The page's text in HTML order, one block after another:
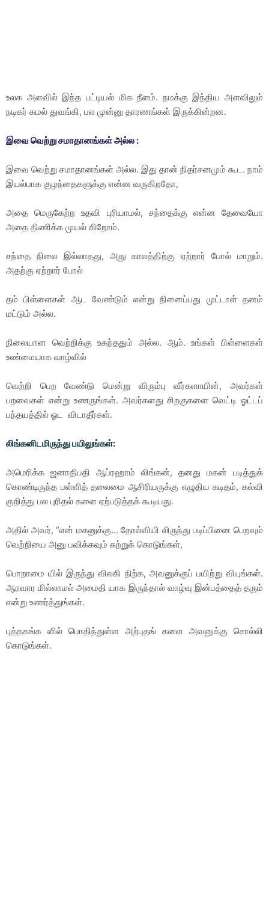
உலக அளவில் இந்த பட்டியல் மிக நீளம். நமக்கு இந்திய அளவிலும்
நடிகர் கமல் துவங்கி, பல முன்னு தாரணங்கள் இருக்கின்றன.
இவை வெற்று சமாதானங்கள் அல்ல :
இவை வெற்று சமாதானங்கள் அல்ல. இது தான் நிதர்சனமும் கூட. நாம்
இயல்பாக குழந்தைகளுக்கு என்ன வருகிறதோ,
அதை மெருகேற்ற உதவி புரியாமல், சந்தைக்கு என்ன தேவையோ
அதை திணிக்க முயல் கிறோம்.
சந்தை நிலை இல்லாதது, அது காலத்திற்கு ஏற்றார் போல் மாறும்.
அதற்கு ஏற்றார் போல்
தம் பிள்ளைகள் ஆட வேண்டும் என்று நினைப்பது முட்டாள் தனம்
மட்டும் அல்ல.
நிலையான வெற்றிக்கு உகந்ததும் அல்ல. ஆம். உங்கள் பிள்ளைகள்
உண்மையாக வாழ்வில்
வெற்றி பெற வேண்டு மென்று விரும்பு வீர்களாயின், அவர்கள்
பறவைகள் என்று உணருங்கள். அவர்களது சிறகுகளை வெட்டி ஓட்டப்
பந்தயத்தில் ஓட விடாதீர்கள்.
லிங்கனிடமிருந்து பயிலுங்கள்:
அமெரிக்க ஜனாதிபதி ஆப்ரஹாம் லிங்கன், தனது மகன் படித்துக்
கொண்டிருந்த பள்ளித் தலைமை ஆசிரியருக்கு எழுதிய கடிதம், கல்வி
குறித்து பல புரிதல் களை ஏற்படுத்தக் கூடியது.
அதில் அவர், “என் மகனுக்கு... தோல்வியி லிருந்து படிப்பினை பெறவும்
வெற்றியை அனு பவிக்கவும் கற்றுக் கொடுங்கள்,
பொறாமை யில் இருந்து விலகி நிற்க, அவனுக்குப் பயிற்று வியுங்கள்.
ஆரவார மில்லாமல் அமைதி யாக இருந்தால் வாழ்வு இன்பத்தைத் தரும்
என்று உணர்த்துங்கள்.
புத்தகங்க ளில் பொதிந்துள்ள அற்புதங் களை அவனுக்கு சொல்லி
கொடுங்கள்.